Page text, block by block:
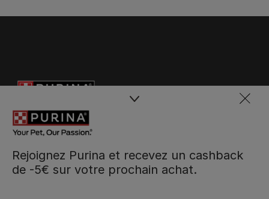
Rejoignez Purina et recevez un cashback
de -5€ sur votre prochain achat.